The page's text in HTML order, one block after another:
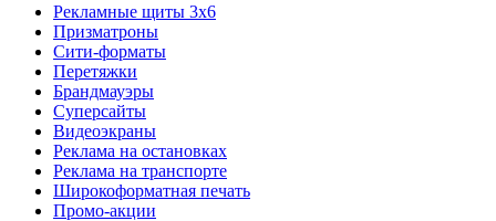
Рекламные щиты 3х6
Призматроны
Сити-форматы
Перетяжки
Брандмауэры
Суперсайты
Видеоэкраны
Реклама на остановках
Реклама на транспорте
Широкоформатная печать
Промо-акции